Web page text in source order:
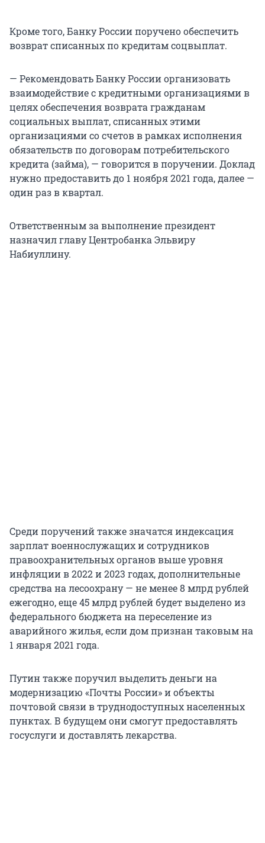
Кроме того, Банку России поручено обеспечить
возврат списанных по кредитам соцвыплат.
— Рекомендовать Банку России организовать
взаимодействие с кредитными организациями в
целях обеспечения возврата гражданам
социальных выплат, списанных этими
организациями со счетов в рамках исполнения
обязательств по договорам потребительского
кредита (займа), — говорится в поручении. Доклад
нужно предоставить до 1 ноября 2021 года, далее —
один раз в квартал.
Ответственным за выполнение президент
назначил главу Центробанка Эльвиру
Набиуллину.
Среди поручений также значатся индексация
зарплат военнослужащих и сотрудников
правоохранительных органов выше уровня
инфляции в 2022 и 2023 годах, дополнительные
средства на лесоохрану — не менее 8 млрд рублей
ежегодно, еще 45 млрд рублей будет выделено из
федерального бюджета на переселение из
аварийного жилья, если дом признан таковым на
1 января 2021 года.
Путин также поручил выделить деньги на
модернизацию «Почты России» и объекты
почтовой связи в труднодоступных населенных
пунктах. В будущем они смогут предоставлять
госуслуги и доставлять лекарства.